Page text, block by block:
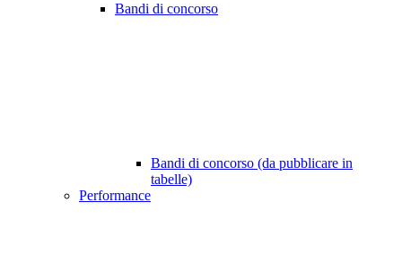
Bandi di concorso
Bandi di concorso (da pubblicare in
tabelle)
Performance